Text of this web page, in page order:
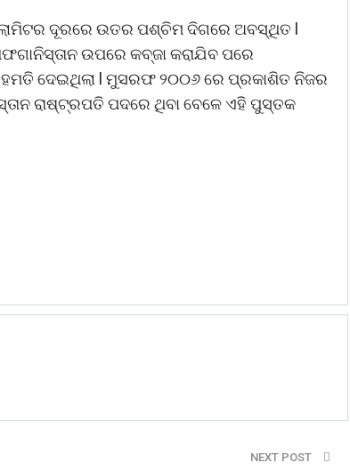
ଦୂରରେ ଉତର ପଶ୍ଚିମ ଦିଗରେ ଅବସ୍ଥିତ l
ଉପରେ କବ୍ଜା କରାଯିବ ପରେ
ଦେଇଥିଲା l ମୁସରଫ ୨୦୦୬ ରେ ପ୍ରକାଶିତ ନିଜର
ରାଷ୍ଟ୍ରପତି ପଦରେ ଥିବା ବେଳେ ଏହି ପୁସ୍ତକ
NEXT POST